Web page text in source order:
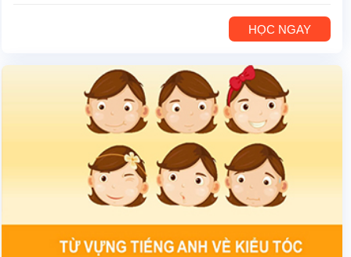
HỌC NGAY